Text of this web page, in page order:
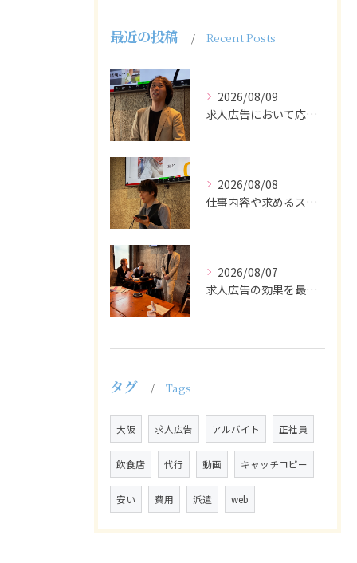
最近の投稿 Recent Posts
2026/08/09
求人広告において応募者の質を大きく左右するのは、求人内容の充...
2026/08/08
仕事内容や求めるスキルを明確にし、ターゲット層に響くメッセー...
2026/08/07
求人広告の効果を最大化するために最も重要なのは、掲載タイミン...
タグ Tags
大阪 求人広告 アルバイト 正社員
飲食店 代行 動画 キャッチコピー
安い 費用 派遣 web